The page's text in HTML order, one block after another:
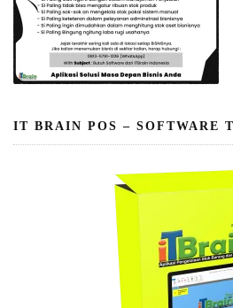
IT BRAIN POS – SOFTWARE